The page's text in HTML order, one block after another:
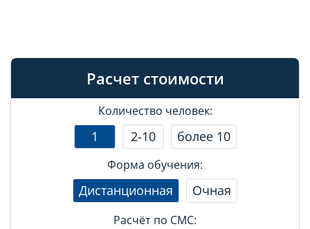
Расчет стоимости
Количество человек:
1 2-10 более 10
Форма обучения:
Дистанционная Очная
Расчёт по СМС: